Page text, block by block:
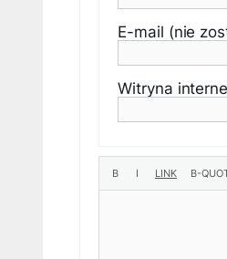
E-mail (nie
Witryna